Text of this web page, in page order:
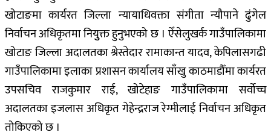
खोटाङमा कार्यरत जिल्ला न्यायाधिवक्ता संगीता न्यौपाने ढुंगेल
निर्वाचन अधिकृतमा नियुुक्त हुनुभएको छ ।ऐँसेलुखर्क गाउँपालिकामा
खोटाङ जिल्ला अदालतका श्रेस्तेदार रामाकान्त यादव, केपिलासगढी
गाउँपालिकामा इलाका प्रशासन कार्यालय साँखु काठमाडौँमा कार्यरत
उपसचिव राजकुमार राई, खोटेहाङ गाउँपालिकामा सर्वोच्च
अदालतका इजलास अधिकृत गेहेन्द्रराज रेग्मीलाई निर्वाचन अधिकृत
तोकिएको छ ।